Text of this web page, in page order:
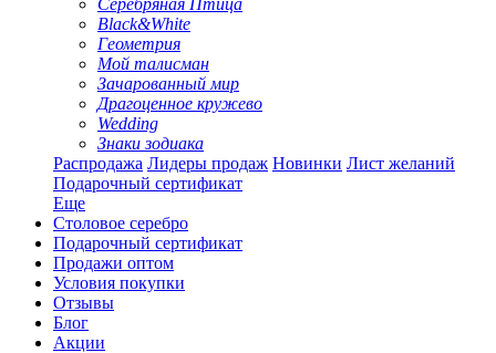
Серебряная Птица
Black&White
Геометрия
Мой талисман
Зачарованный мир
Драгоценное кружево
Wedding
Знаки зодиака
Распродажа Лидеры продаж Новинки Лист желаний
Подарочный сертификат
Еще
Столовое серебро
Подарочный сертификат
Продажи оптом
Условия покупки
Отзывы
Блог
Акции